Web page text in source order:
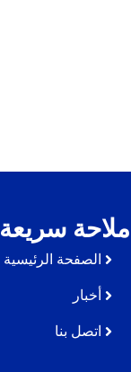
ملاحة سريعة
الصفحة الرئيسية
أخبار
اتصل بنا